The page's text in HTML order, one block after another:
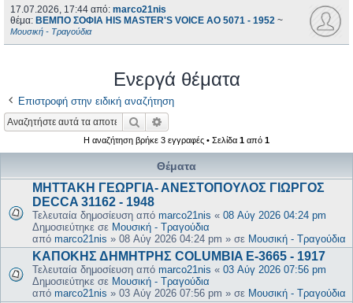
17.07.2026, 17:44 από: marco21nis
θέμα: ΒΕΜΠΟ ΣΟΦΙΑ HIS MASTER'S VOICE AO 5071 - 1952 ~
Μουσική - Τραγούδια
Ενεργά θέματα
Επιστροφή στην ειδική αναζήτηση
Αναζήτηση
Η αναζήτηση βρήκε 3 εγγραφές • Σελίδα 1 από 1
Θέματα
ΜΗΤΤΑΚΗ ΓΕΩΡΓΙΑ- ΑΝΕΣΤΟΠΟΥΛΟΣ ΓΙΩΡΓΟΣ
DECCA 31162 - 1948
Τελευταία δημοσίευση από marco21nis « 08 Αύγ 2026 04:24 pm
Δημοσιεύτηκε σε Μουσική - Τραγούδια
από marco21nis » 08 Αύγ 2026 04:24 pm » σε Μουσική - Τραγούδια
ΚΑΠΟΚΗΣ ΔΗΜΗΤΡΗΣ COLUMBIA E-3665 - 1917
Τελευταία δημοσίευση από marco21nis « 03 Αύγ 2026 07:56 pm
Δημοσιεύτηκε σε Μουσική - Τραγούδια
από marco21nis » 03 Αύγ 2026 07:56 pm » σε Μουσική - Τραγούδια